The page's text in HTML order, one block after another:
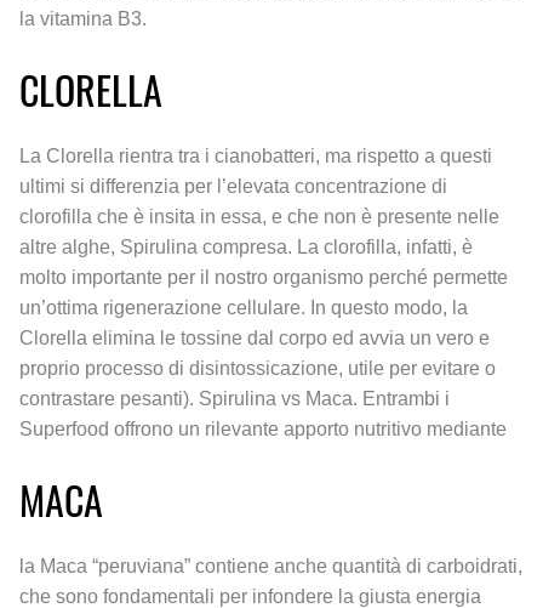
la vitamina B3.
CLORELLA
La Clorella rientra tra i cianobatteri, ma rispetto a questi
ultimi si differenzia per l’elevata concentrazione di
clorofilla che è insita in essa, e che non è presente nelle
altre alghe, Spirulina compresa. La clorofilla, infatti, è
molto importante per il nostro organismo perché permette
un’ottima rigenerazione cellulare. In questo modo, la
Clorella elimina le tossine dal corpo ed avvia un vero e
proprio processo di disintossicazione, utile per evitare o
contrastare pesanti). Spirulina vs Maca. Entrambi i
Superfood offrono un rilevante apporto nutritivo mediante
MACA
la Maca “peruviana” contiene anche quantità di carboidrati,
che sono fondamentali per infondere la giusta energia